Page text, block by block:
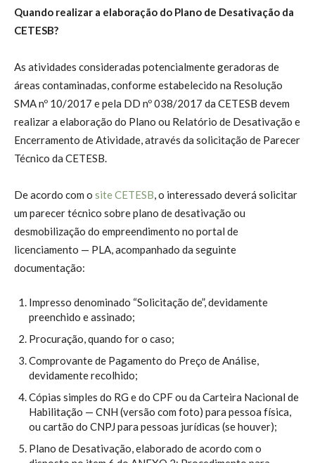
Quando realizar a elaboração do Plano de Desativação da
CETESB?
As atividades consideradas potencialmente geradoras de
áreas contaminadas, conforme estabelecido na Resolução
SMA nº 10/2017 e pela DD nº 038/2017 da CETESB devem
realizar a elaboração do Plano ou Relatório de Desativação e
Encerramento de Atividade, através da solicitação de Parecer
Técnico da CETESB.
De acordo com o site CETESB , o interessado deverá solicitar
um parecer técnico sobre plano de desativação ou
desmobilização do empreendimento no portal de
licenciamento — PLA, acompanhado da seguinte
documentação:
Impresso denominado “Solicitação de”, devidamente
preenchido e assinado;
Procuração, quando for o caso;
Comprovante de Pagamento do Preço de Análise,
devidamente recolhido;
Cópias simples do RG e do CPF ou da Carteira Nacional de
Habilitação — CNH (versão com foto) para pessoa física,
ou cartão do CNPJ para pessoas jurídicas (se houver);
Plano de Desativação, elaborado de acordo com o